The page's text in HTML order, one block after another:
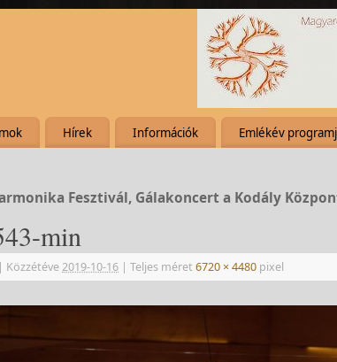
Hírek Információk Emlékév
Fesztivál, Gálakoncert a Kodály
min
| Közzétéve2019-10-16 | Teljes méret 6720 × 4480 pixel